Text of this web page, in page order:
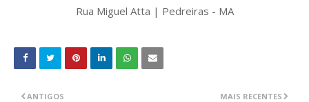
Rua Miguel Atta | Pedreiras - MA
MAIS RECENTES
ANTIGOS